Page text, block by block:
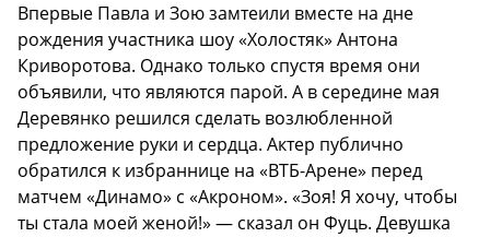
Впервые Павла и Зою замтеили вместе на дне
рождения участника шоу «Холостяк» Антона
Криворотова. Однако только спустя время они
объявили, что являются парой. А в середине мая
Деревянко решился сделать возлюбленной
предложение руки и сердца. Актер публично
обратился к избраннице на «ВТБ-Арене» перед
матчем «Динамо» с «Акроном». «Зоя! Я хочу, чтобы
ты стала моей женой!» — сказал он Фуць. Девушка